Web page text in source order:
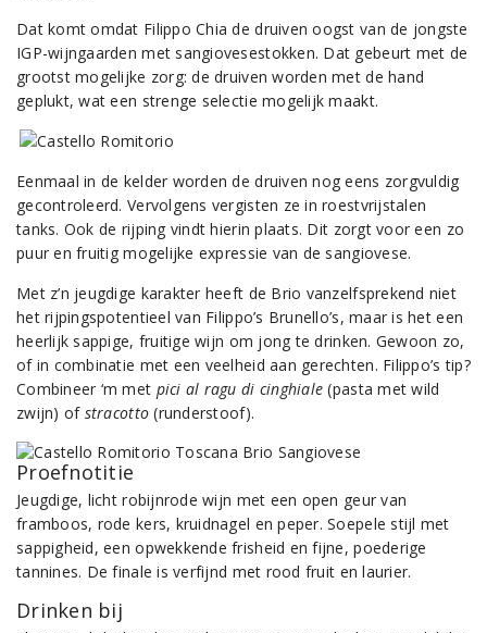
Dat komt omdat Filippo Chia de druiven oogst van de jongste
IGP-wijngaarden met sangiovesestokken. Dat gebeurt met de
grootst mogelijke zorg: de druiven worden met de hand
geplukt, wat een strenge selectie mogelijk maakt.
Eenmaal in de kelder worden de druiven nog eens zorgvuldig
gecontroleerd. Vervolgens vergisten ze in roestvrijstalen
tanks. Ook de rijping vindt hierin plaats. Dit zorgt voor een zo
puur en fruitig mogelijke expressie van de sangiovese.
Met z’n jeugdige karakter heeft de Brio vanzelfsprekend niet
het rijpingspotentieel van Filippo’s Brunello’s, maar is het een
heerlijk sappige, fruitige wijn om jong te drinken. Gewoon zo,
of in combinatie met een veelheid aan gerechten. Filippo’s tip?
Combineer ‘m met pici al ragu di cinghiale (pasta met wild
zwijn) of stracotto (runderstoof).
Proefnotitie
Jeugdige, licht robijnrode wijn met een open geur van
framboos, rode kers, kruidnagel en peper. Soepele stijl met
sappigheid, een opwekkende frisheid en fijne, poederige
tannines. De finale is verfijnd met rood fruit en laurier.
Drinken bij